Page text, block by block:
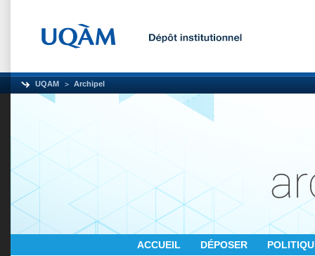
UQAM Archipel
ACCUEIL DÉPOSER